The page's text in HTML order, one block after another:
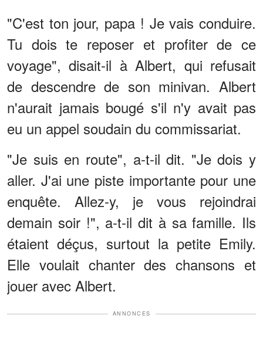
"C'est ton jour, papa ! Je vais conduire.
Tu dois te reposer et profiter de ce
voyage", disait-il à Albert, qui refusait
de descendre de son minivan. Albert
n'aurait jamais bougé s'il n'y avait pas
eu un appel soudain du commissariat.
"Je suis en route", a-t-il dit. "Je dois y
aller. J'ai une piste importante pour une
enquête. Allez-y, je vous rejoindrai
demain soir !", a-t-il dit à sa famille. Ils
étaient déçus, surtout la petite Emily.
Elle voulait chanter des chansons et
jouer avec Albert.
ANNONCES